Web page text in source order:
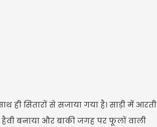
सितारों से सजाया गया है। साड़ी में आरती
हैवी बनाया और बाकी जगह पर फूलों वाली